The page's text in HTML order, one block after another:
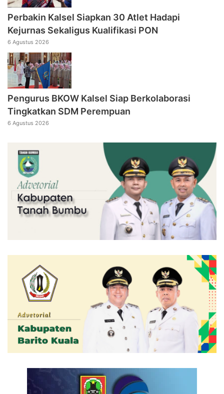
Perbakin Kalsel Siapkan 30 Atlet Hadapi
Kejurnas Sekaligus Kualifikasi PON
6 Agustus 2026
Pengurus BKOW Kalsel Siap Berkolaborasi
Tingkatkan SDM Perempuan
6 Agustus 2026